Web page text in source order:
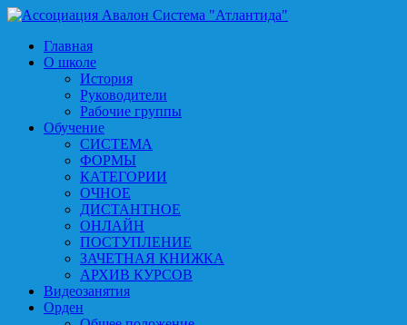
Главная
О школе
История
Руководители
Рабочие группы
Обучение
СИСТЕМА
ФОРМЫ
КАТЕГОРИИ
ОЧНОЕ
ДИСТАНТНОЕ
ОНЛАЙН
ПОСТУПЛЕНИЕ
ЗАЧЕТНАЯ КНИЖКА
АРХИВ КУРСОВ
Видеозанятия
Орден